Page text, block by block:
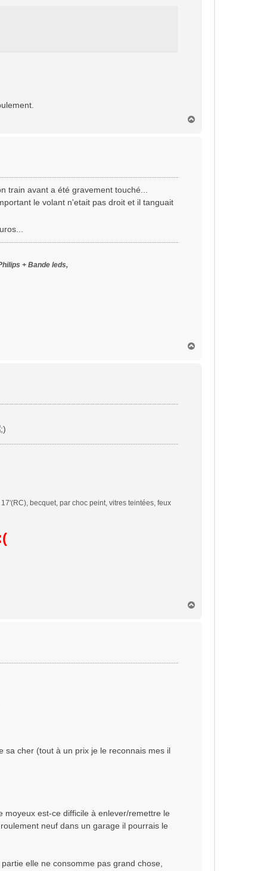
train avant a été gravement touché...
le volant n'etait pas droit et il tanguait
+ Bande leds,
becquet, par choc peint, vitres teintées, feux
sa cher (tout à un prix je le reconnais mes il
est-ce difficile à enlever/remettre le
neuf dans un garage il pourrais le
elle ne consomme pas grand chose,